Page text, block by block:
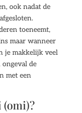
ook nadat de
toeneemt,
maar wanneer
je makkelijk veel
de
met een
(omi)?